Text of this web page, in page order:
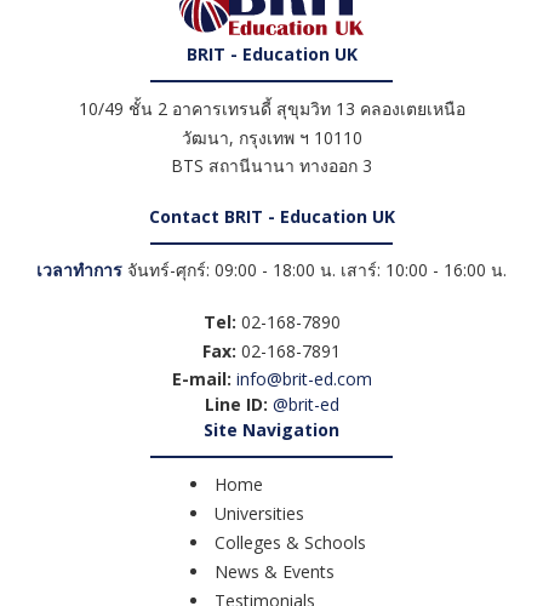
BRIT - Education UK
10/49 ชั้น 2 อาคารเทรนดี้ สุขุมวิท 13 คลองเตยเหนือ
วัฒนา, กรุงเทพ ฯ 10110
BTS สถานีนานา ทางออก 3
Contact BRIT - Education UK
เวลาทำการ จันทร์-ศุกร์: 09:00 - 18:00 น. เสาร์: 10:00 - 16:00 น.
Tel: 02-168-7890
Fax: 02-168-7891
E-mail: info@brit-ed.com
Line ID: @brit-ed
Site Navigation
Home
Universities
Colleges & Schools
News & Events
Testimonials